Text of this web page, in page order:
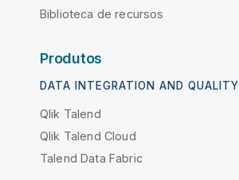
Biblioteca de recursos
Produtos
DATA INTEGRATION AND QUALITY
Qlik Talend
Qlik Talend Cloud
Talend Data Fabric